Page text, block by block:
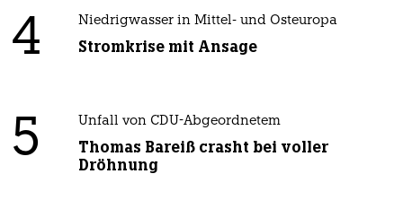
4 Niedrigwasser in Mittel- und Osteuropa
Stromkrise mit Ansage
5 Unfall von CDU-Abgeordnetem
Thomas Bareiß crasht bei voller
Dröhnung